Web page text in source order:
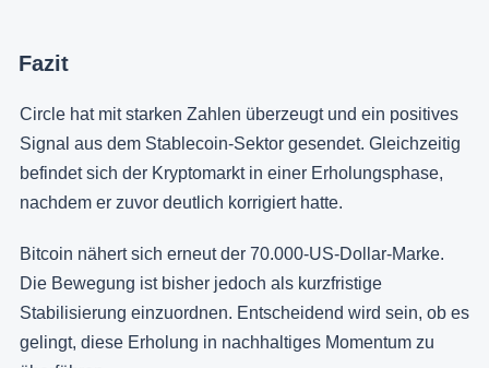
Fazit
Circle hat mit starken Zahlen überzeugt und ein positives
Signal aus dem Stablecoin-Sektor gesendet. Gleichzeitig
befindet sich der Kryptomarkt in einer Erholungsphase,
nachdem er zuvor deutlich korrigiert hatte.
Bitcoin nähert sich erneut der 70.000-US-Dollar-Marke.
Die Bewegung ist bisher jedoch als kurzfristige
Stabilisierung einzuordnen. Entscheidend wird sein, ob es
gelingt, diese Erholung in nachhaltiges Momentum zu